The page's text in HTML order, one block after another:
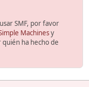
SMF, por favor
Machinesy
ha hecho de